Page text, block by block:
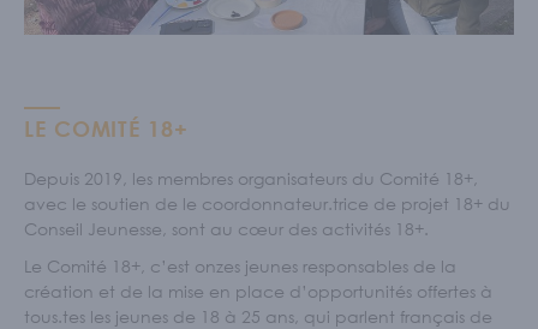
LE COMITÉ 18+
Depuis 2019, les membres organisateurs du Comité 18+,
avec le soutien de le coordonnateur.trice de projet 18+ du
Conseil Jeunesse, sont au cœur des activités 18+.
Le Comité 18+, c’est onzes jeunes responsables de la
création et de la mise en place d’opportunités offertes à
tous.tes les jeunes de 18 à 25 ans, qui parlent français de